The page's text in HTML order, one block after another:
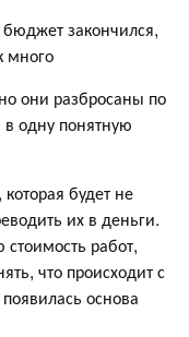
закончился,
много
они разбросаны по
одну понятную
будет не
их в деньги.
работ,
что происходит с
основа